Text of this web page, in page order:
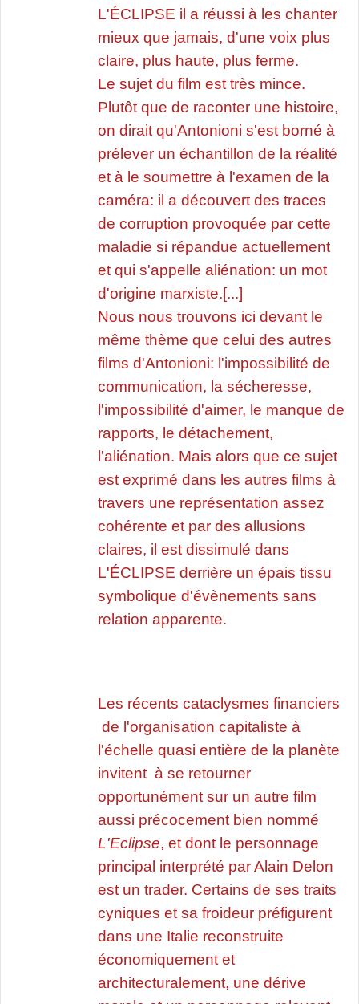
L'ÉCLIPSE il a réussi à les chanter
mieux que jamais, d'une voix plus
claire, plus haute, plus ferme.
Le sujet du film est très mince.
Plutôt que de raconter une histoire,
on dirait qu'Antonioni s'est borné à
prélever un échantillon de la réalité
et à le soumettre à l'examen de la
caméra: il a découvert des traces
de corruption provoquée par cette
maladie si répandue actuellement
et qui s'appelle aliénation: un mot
d'origine marxiste.[...]
Nous nous trouvons ici devant le
même thème que celui des autres
films d'Antonioni: l'impossibilité de
communication, la sécheresse,
l'impossibilité d'aimer, le manque de
rapports, le détachement,
l'aliénation. Mais alors que ce sujet
est exprimé dans les autres films à
travers une représentation assez
cohérente et par des allusions
claires, il est dissimulé dans
L'ÉCLIPSE derrière un épais tissu
symbolique d'évènements sans
relation apparente.
Les récents cataclysmes financiers
de l'organisation capitaliste à
l'échelle quasi entière de la planète
invitent à se retourner
opportunément sur un autre film
aussi précocement bien nommé
L'Eclipse, et dont le personnage
principal interprété par Alain Delon
est un trader. Certains de ses traits
cyniques et sa froideur préfigurent
dans une Italie reconstruite
économiquement et
architecturalement, une dérive